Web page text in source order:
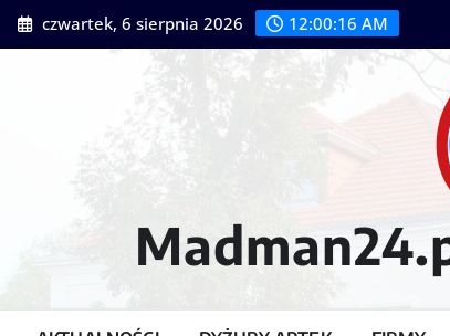
Przejdź
do
czwartek, 6 sierpnia 2026 12:00:18 AM